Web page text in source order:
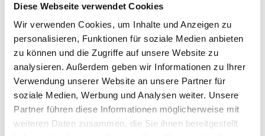
Diese Webseite verwendet Cookies
Wir verwenden Cookies, um Inhalte und Anzeigen zu
personalisieren, Funktionen für soziale Medien anbieten
zu können und die Zugriffe auf unsere Website zu
analysieren. Außerdem geben wir Informationen zu Ihrer
Verwendung unserer Website an unsere Partner für
soziale Medien, Werbung und Analysen weiter. Unsere
Partner führen diese Informationen möglicherweise mit
weiteren Daten zusammen, die Sie ihnen bereitgestellt
Training-Studios und Firmenfitnessbereichen geeignet. Das
Innenmaß von 131 cm sorgt dafür, dass sie perfekt in alle
Standard-Power Racks und Squat Racks passt. Egal, ob Sie Ihren
eigenenFitnessraum für zu Hauseeinrichten oder zuverlässige
Materialien für Ihr Unternehmen suchen, dies ist eine solide Wahl.
Für größere Projekte bieten wir verschiedene geschäftliche
Fitnesslösungen, vom Kauf bis zum Leasing.
Ihr Krafttraining beginnt bei Best Buy Fitness